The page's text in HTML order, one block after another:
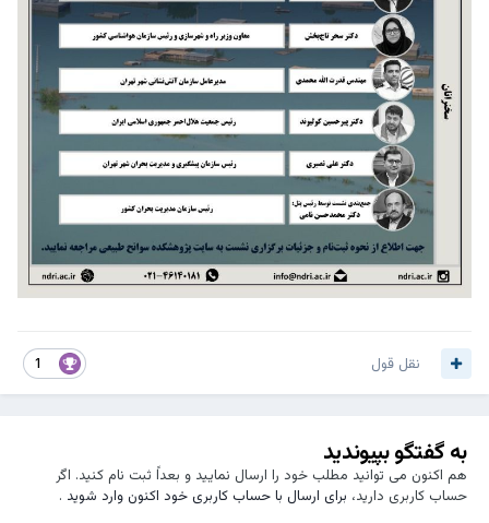
نقل قول
به گفتگو بپیوندید
هم اکنون می توانید مطلب خود را ارسال نمایید و بعداً ثبت نام کنید. اگر
حساب کاربری دارید، برای ارسال با حساب کاربری خود اکنون وارد شوید.